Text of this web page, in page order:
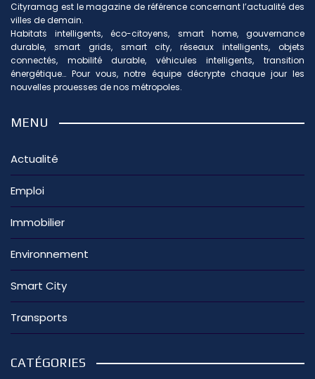
Cityramag est le magazine de référence concernant l’actualité des
villes de demain.
Habitats intelligents, éco-citoyens, smart home, gouvernance
durable, smart grids, smart city, réseaux intelligents, objets
connectés, mobilité durable, véhicules intelligents, transition
énergétique… Pour vous, notre équipe décrypte chaque jour les
nouvelles prouesses de nos métropoles.
MENU
Actualité
Emploi
Immobilier
Environnement
Smart City
Transports
CATÉGORIES